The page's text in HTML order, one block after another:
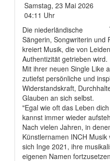
Samstag, 23 Mai 2026
04:11 Uhr
Die niederländische
Sängerin, Songwriterin und
kreiert Musik, die von
Authentizität getrieben wird.
Mit ihrer neuen Single Like
zutiefst persönliche und
Widerstandskraft,
Glauben an sich selbst.
"Egal wie oft das Leben
kannst immer wieder
Nach vielen Jahren, in
Künstlernamen INCH
sich Inge 2021, ihre
eigenen Namen